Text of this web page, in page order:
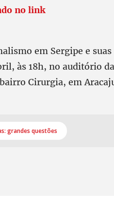
no link
em Sergipe e suas
às 18h, no auditório da
Cirurgia, em
grandes questões